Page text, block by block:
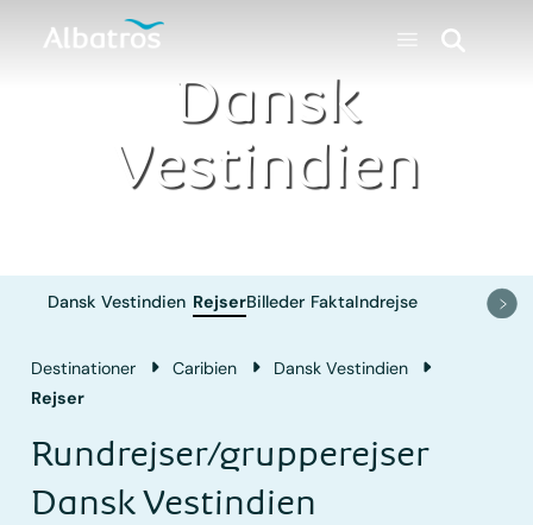
Dansk
Vestindien
Dansk Vestindien RejserBilleder FaktaIndrejse
Destinationer Caribien
Dansk Vestindien
Rejser
Rundrejser/grupperejser
Dansk Vestindien